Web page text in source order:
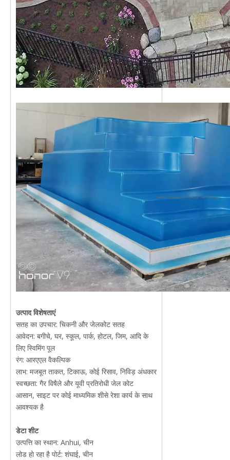
उत्पाद विशेषताएं
सतह का उपचार: चिकनी और जेलकोट सतह
आवेदन: बगीचे, घर, स्कूल, पार्क, होटल, जिम, आदि के
लिए स्विमिंग पूल
रंग: आरएएल वैकल्पिक
लाभ: मजबूत ताकत, टिकाऊ, कोई रिसाव, निविड़ अंधकार
स्वच्छता: गैर विषैले और यूवी प्रतिरोधी जेल कोट
आसान, साइट पर कोई माध्यमिक शीसे रेशा कार्य के साथ
आवश्यक है
डेटा शीट
उत्पत्ति का स्थान: Anhui, चीन
लोड हो रहा है पोर्ट: शंघाई, चीन